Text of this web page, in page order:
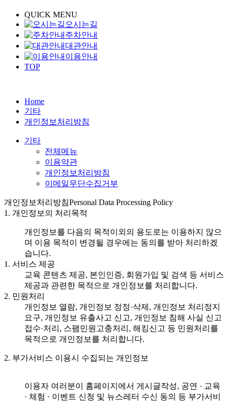
QUICK MENU
오시는길
주차안내
대관안내
이용안내
TOP
Home
기타
개인정보처리방침
기타
전체메뉴
이용약관
개인정보처리방침
이메일무단수집거부
개인정보처리방침Personal Data Processing Policy
1. 개인정보의 처리목적
개인정보를 다음의 목적이외의 용도로는 이용하지 않으
며 이용 목적이 변경될 경우에는 동의를 받아 처리하겠
습니다.
1. 서비스 제공
교육 콘텐츠 제공, 본인인증, 회원가입 및 검색 등 서비스
제공과 관련한 목적으로 개인정보를 처리합니다.
2. 민원처리
개인정보 열람, 개인정보 정정·삭제, 개인정보 처리정지
요구, 개인정보 유출사고 신고, 개인정보 침해 사실 신고
접수·처리, 스팸민원고충처리, 해킹신고 등 민원처리를
목적으로 개인정보를 처리합니다.
2. 부가서비스 이용시 수집되는 개인정보
이용자 여러분이 홈페이지에서 게시글작성, 공연 · 교육
· 체험 · 이벤트 신청 및 뉴스레터 수신 동의 등 부가서비